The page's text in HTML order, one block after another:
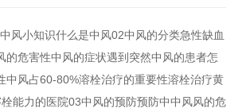
风小知识什么是中风02中风的分类急性缺血
的危害性中风的症状遇到突然中风的患者怎
中风占60-80%溶栓治疗的重要性溶栓治疗黄
能力的医院03中风的预防预防中中风风的危